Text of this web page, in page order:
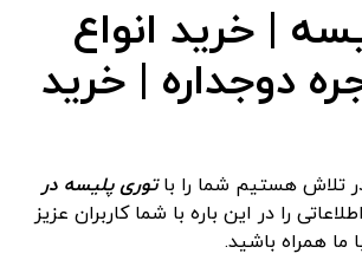
| خرید انواع
دوجداره | خرید
تلاش هستیم شما را باتوری پلیسه در
را در این باره با شما کاربران عزیز
ما همراه باشید.